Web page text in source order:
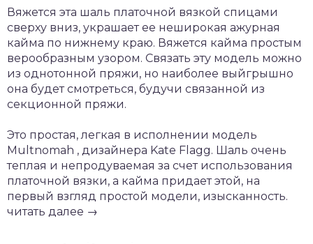
Вяжется эта шаль платочной вязкой спицами
сверху вниз, украшает ее неширокая ажурная
кайма по нижнему краю. Вяжется кайма простым
верообразным узором. Связать эту модель можно
из однотонной пряжи, но наиболее выйгрышно
она будет смотреться, будучи связанной из
секционной пряжи.
Это простая, легкая в исполнении модель
Multnomah , дизайнера Kate Flagg. Шаль очень
теплая и непродуваемая за счет использования
платочной вязки, а кайма придает этой, на
первый взгляд простой модели, изысканность.
читать далее →